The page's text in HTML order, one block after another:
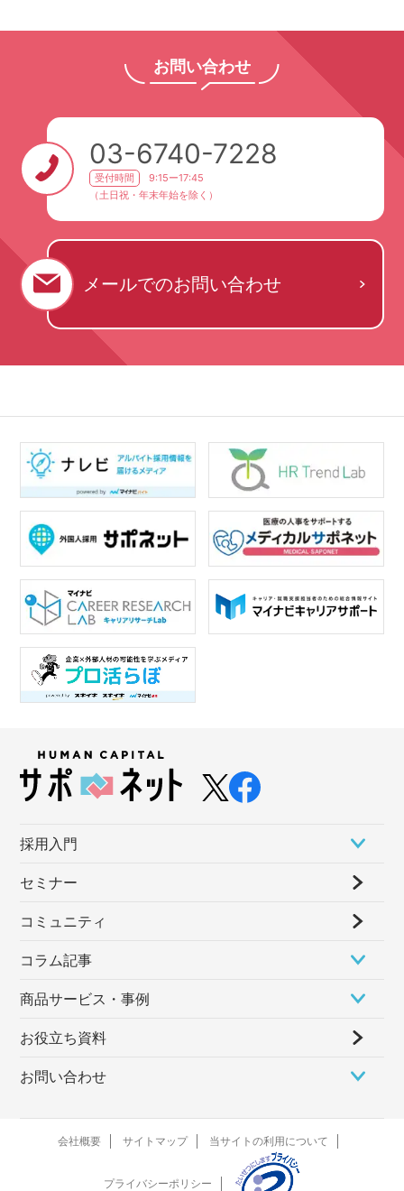
お問い合わせ
03-6740-7228
受付時間
9:15ー17:45
（土日祝・年末年始を除く）
メールでのお問い合わせ
採⽤⼊⾨
セミナー
コミュニティ
コラム記事
商品サービス・事例
お役立ち資料
お問い合わせ
会社概要 サイトマップ 当サイトの利用について
プライバシーポリシー